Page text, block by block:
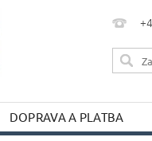
DOPRAVA A PLATBA